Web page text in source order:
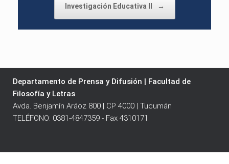
Investigación Educativa II →
Departamento de Prensa y Difusión | Facultad de
Filosofía y Letras
Avda. Benjamín Aráoz 800 | CP 4000 | Tucumán
TELÉFONO: 0381-4847359 - Fax 4310171